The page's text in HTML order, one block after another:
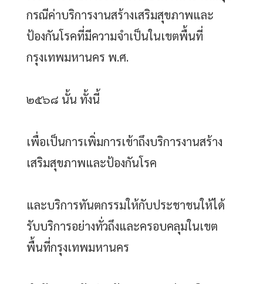
กรณีค่าบริการงานสร้างเสริมสุขภาพและ
ป้องกันโรคที่มีความจำเป็นในเขตพื้นที่
กรุงเทพมหานคร พ.ศ.
๒๕๖๘ นั้น ทั้งนี้
เพื่อเป็นการเพิ่มการเข้าถึงบริการงานสร้าง
เสริมสุขภาพและป้องกันโรค
และบริการทันตกรรมให้กับประชาชนให้ได้
รับบริการอย่างทั่วถึงและครอบคลุมในเขต
พื้นที่กรุงเทพมหานคร